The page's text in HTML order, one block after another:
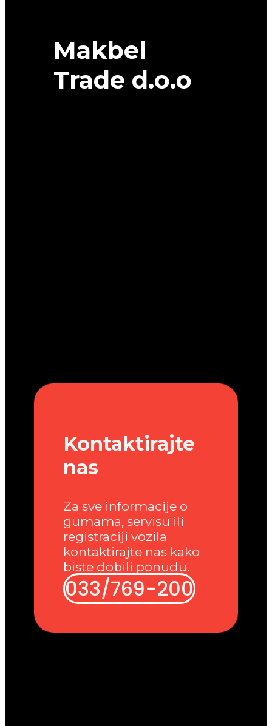
Makbel
Trade d.o.o
Kontaktirajte
nas
Za sve informacije o
gumama, servisu ili
registraciji vozila
kontaktirajte nas kako
biste dobili ponudu.
033/769-200